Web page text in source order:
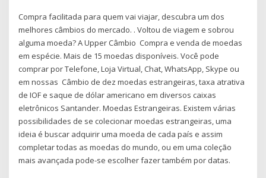
Compra facilitada para quem vai viajar, descubra um dos
melhores câmbios do mercado. ​. Voltou de viagem e sobrou
alguma moeda? A Upper Câmbio Compra e venda de moedas
em espécie. Mais de 15 moedas disponíveis. Você pode
comprar por Telefone, Loja Virtual, Chat, WhatsApp, Skype ou
em nossas Câmbio de dez moedas estrangeiras, taxa atrativa
de IOF e saque de dólar americano em diversos caixas
eletrônicos Santander. Moedas Estrangeiras. Existem várias
possibilidades de se colecionar moedas estrangeiras, uma
ideia é buscar adquirir uma moeda de cada país e assim
completar todas as moedas do mundo, ou em uma coleção
mais avançada pode-se escolher fazer também por datas.